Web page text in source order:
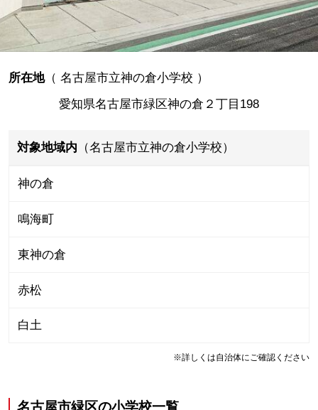
所在地（ 名古屋市立神の倉小学校 ）
愛知県名古屋市緑区神の倉２丁目198
対象地域内 （名古屋市立神の倉小学校）
神の倉
鳴海町
東神の倉
赤松
白土
※詳しくは自治体にご確認ください
名古屋市緑区の小学校一覧